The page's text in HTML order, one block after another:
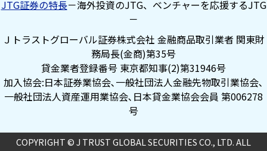
JTG証券の特長－海外投資のJTG、ベンチャーを応援するJTG
－
Ｊトラストグローバル証券株式会社 金融商品取引業者 関東財
務局長(金商)第35号
貸金業者登録番号 東京都知事(2)第31946号
加入協会:日本証券業協会､一般社団法人金融先物取引業協会､
一般社団法人資産運用業協会､日本貸金業協会会員 第006278
号
COPYRIGHT © J TRUST GLOBAL SECURITIES CO., LTD. ALL